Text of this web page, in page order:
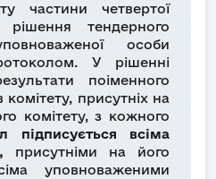
частини четвертої
рішення тендерного
особи
У рішенні
поіменного
комітету, присутніх на
комітету, з кожного
підписується всіма
присутніми на його
уповноваженими